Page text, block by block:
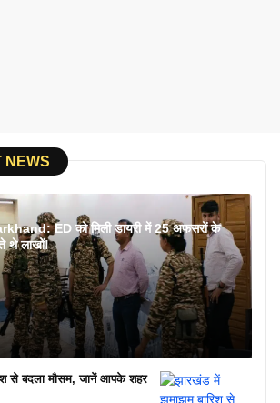
NEWS
ED को मिली डायरी में 25 अफसरों के
थे लाखों!
से बदला मौसम, जानें आपके शहर